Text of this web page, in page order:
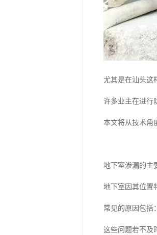
尤其是在汕头这
许多业主在进行
本文将从技术角
地下室渗漏的主
地下室因其位置
常见的原因包括
这些问题若不及